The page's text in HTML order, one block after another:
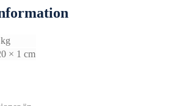
× 1 cm